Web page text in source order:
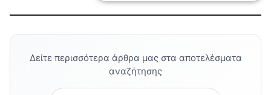
Δείτε περισσότερα άρθρα μας στα αποτελέσματα
αναζήτησης